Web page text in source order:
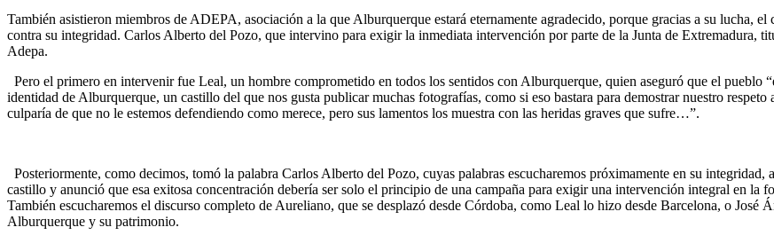
También asistieron miembros de ADEPA, asociación a la que Alburquerque estará eternamente agradecido, porque gracias a su lucha,
contra su integridad. Carlos Alberto del Pozo, que intervino para exigir la inmediata intervención por parte de la Junta de Extremadura,
Adepa.
Pero el primero en intervenir fue Leal, un hombre comprometido en todos los sentidos con Alburquerque, quien aseguró que el pueblo
identidad de Alburquerque, un castillo del que nos gusta publicar muchas fotografías, como si eso bastara para demostrar nuestro
culparía de que no le estemos defendiendo como merece, pero sus lamentos los muestra con las heridas graves que sufre…”.
Posteriormente, como decimos, tomó la palabra Carlos Alberto del Pozo, cuyas palabras escucharemos próximamente en su
castillo y anunció que esa exitosa concentración debería ser solo el principio de una campaña para exigir una intervención integral en la
También escucharemos el discurso completo de Aureliano, que se desplazó desde Córdoba, como Leal lo hizo desde Barcelona, o José
Alburquerque y su patrimonio.